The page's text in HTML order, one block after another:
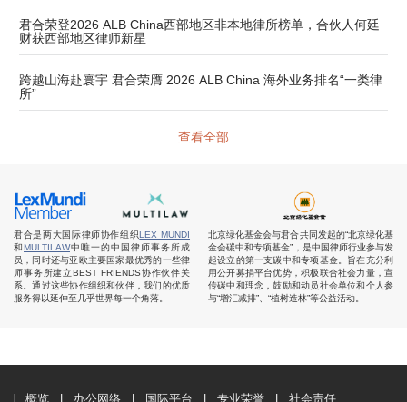
君合荣登2026 ALB China西部地区非本地律所榜单，合伙人何廷
财获西部地区律师新星
跨越山海赴寰宇 君合荣膺 2026 ALB China 海外业务排名“一类律
所”
查看全部
君合是两大国际律师协作组织LEX MUNDI
和MULTILAW中唯一的中国律师事务所成
员，同时还与亚欧主要国家最优秀的一些律
师事务所建立BEST FRIENDS协作伙伴关
系。通过这些协作组织和伙伴，我们的优质
服务得以延伸至几乎世界每一个角落。
北京绿化基金会与君合共同发起的“北京绿化基
金会碳中和专项基金”，是中国律师行业参与发
起设立的第一支碳中和专项基金。旨在充分利
用公开募捐平台优势，积极联合社会力量，宣
传碳中和理念，鼓励和动员社会单位和个人参
与“增汇减排”、“植树造林”等公益活动。
概览 办公网络 国际平台 专业荣誉 社会责任